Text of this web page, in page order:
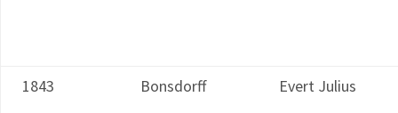
1843 Bonsdorff Evert Julius